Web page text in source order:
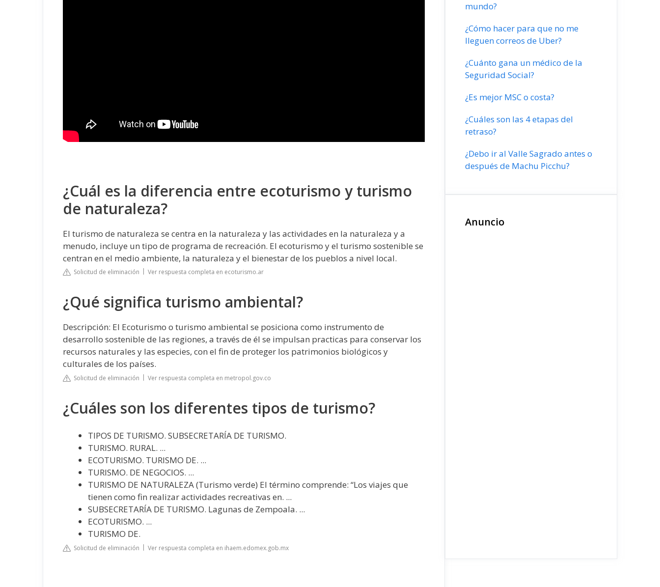
¿Cuál es la diferencia entre ecoturismo y turismo
de naturaleza?
El turismo de naturaleza se centra en la naturaleza y las actividades en la naturaleza y a
menudo, incluye un tipo de programa de recreación. El ecoturismo y el turismo sostenible se
centran en el medio ambiente, la naturaleza y el bienestar de los pueblos a nivel local.
Solicitud de eliminación Ver respuesta completa en ecoturismo.ar
¿Qué significa turismo ambiental?
​Descripción: El Ecoturismo o turismo ambiental se posiciona como instrumento de
desarrollo sostenible de las regiones, a través de él se impulsan practicas para conservar los
recursos naturales y las especies, con el fin de proteger los patrimonios biológicos y
culturales de los países.
Solicitud de eliminación Ver respuesta completa en metropol.gov.co
¿Cuáles son los diferentes tipos de turismo?
TIPOS DE TURISMO. SUBSECRETARÍA DE TURISMO.
TURISMO. RURAL. ...
ECOTURISMO. TURISMO DE. ...
TURISMO. DE NEGOCIOS. ...
TURISMO DE NATURALEZA (Turismo verde) El término comprende: “Los viajes que
tienen como fin realizar actividades recreativas en. ...
SUBSECRETARÍA DE TURISMO. Lagunas de Zempoala. ...
ECOTURISMO. ...
TURISMO DE.
Solicitud de eliminación Ver respuesta completa en ihaem.edomex.gob.mx
mundo?
¿Cómo hacer para que no me
lleguen correos de Uber?
¿Cuánto gana un médico de la
Seguridad Social?
¿Es mejor MSC o costa?
¿Cuáles son las 4 etapas del
retraso?
¿Debo ir al Valle Sagrado antes o
después de Machu Picchu?
Anuncio